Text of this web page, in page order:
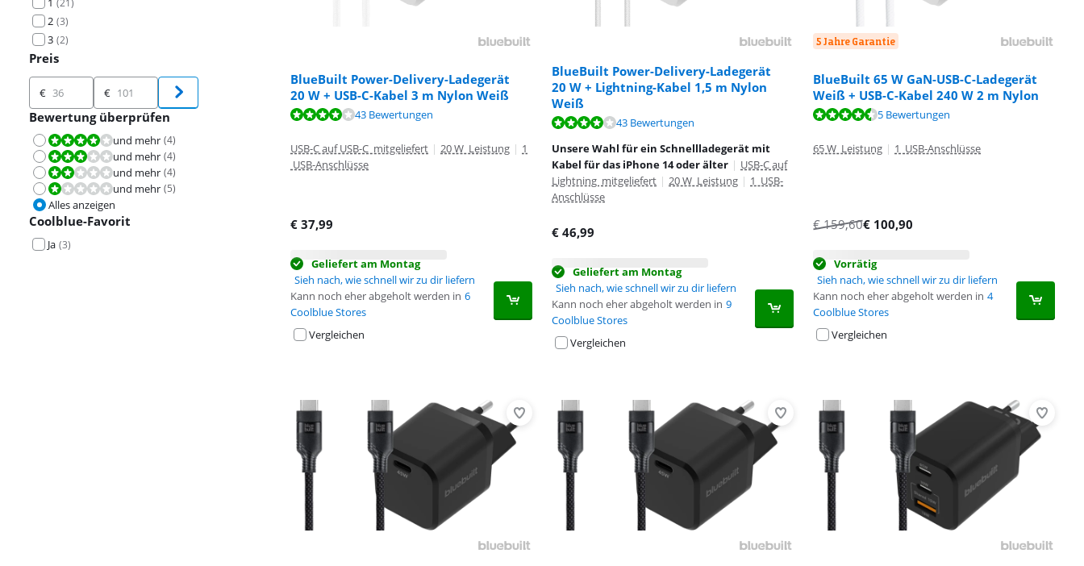
(21)
2 (3)
3 (2)
Preis
Preis
€ €
Bewertung überprüfen
Bewertet mit 8,0 von 10.
und mehr (4)
Bewertet mit 6,0 von 10.
und mehr (4)
Bewertet mit 4,0 von 10.
und mehr (4)
Bewertet mit 2,0 von 10.
und mehr (5)
Alles anzeigen
Coolblue-Favorit
Ja (3)
BlueBuilt Power-Delivery-Ladegerät
20 W + USB-C-Kabel 3 m Nylon Weiß
Bewertet mit 7,5 von 10, basierend auf 43 Bewertungen.
43 Bewertungen
USB-C auf USB-C mitgeliefert | 20 W Leistung | 1
USB-Anschlüsse
€ 37,99
Geliefert am Montag
Sieh nach, wie schnell wir zu dir liefern
Kann noch eher abgeholt werden in 6
Coolblue Stores
Vergleichen
BlueBuilt Power-Delivery-Ladegerät
20 W + Lightning-Kabel 1,5 m Nylon
Weiß
Bewertet mit 7,5 von 10, basierend auf 43 Bewertungen.
43 Bewertungen
Unsere Wahl für ein Schnellladegerät mit
Kabel für das iPhone 14 oder älter | USB-C auf
Lightning mitgeliefert | 20 W Leistung | 1 USB-
Anschlüsse
€ 46,99
Geliefert am Montag
Sieh nach, wie schnell wir zu dir liefern
Kann noch eher abgeholt werden in 9
Coolblue Stores
Vergleichen
5 Jahre Garantie
BlueBuilt 65 W GaN-USB-C-Ladegerät
Weiß + USB-C-Kabel 240 W 2 m Nylon
Bewertet mit 9,0 von 10, basierend auf 5 Bewertungen. 5 Bewertungen
65 W Leistung | 1 USB-Anschlüsse
€159,60€ 100,90
Vorrätig
Sieh nach, wie schnell wir zu dir liefern
Kann noch eher abgeholt werden in 4
Coolblue Stores
Vergleichen